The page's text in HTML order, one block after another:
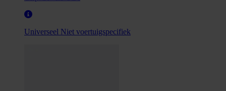
Universeel Niet voertuigspecifiek